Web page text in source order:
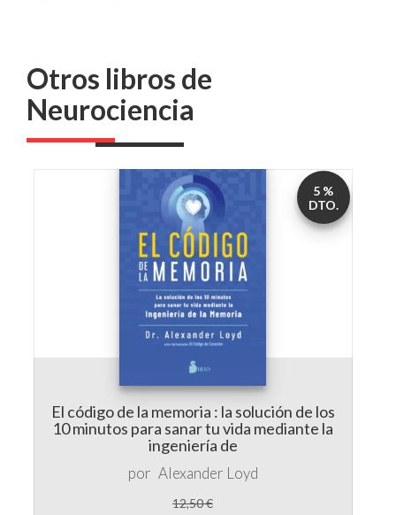
Otros libros de
Neurociencia
El código de la memoria : la solución de los
10 minutos para sanar tu vida mediante la
ingeniería de
por Alexander Loyd
12,50 €
5 %
DTO.